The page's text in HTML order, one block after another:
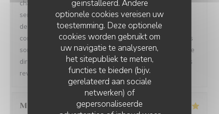
geïnstalleerd. Andere
optionele cookies vereisen uw
toestemming. Deze optionele
cookies worden gebruikt om
uw navigatie te analyseren,
het sitepubliek te meten,
functies te bieden (bijv.
gerelateerd aan sociale
netwerken) of
gepersonaliseerde
changé votre poulpe. C’est la moindre des choses ! La
semaine dernière il manquait en effet de cuisson et
depuis tout est rentré dans l’ordre. Pour le vin je ne
comprends pas car tout nos vins censés être servis frais
sont très bien conservés au frais. Vous auriez dû nous le
dire madame ! Bref mauvaise soirée…. J’espère que vous
reviendrez. Bien à vous, Charles Innocenti
Marion